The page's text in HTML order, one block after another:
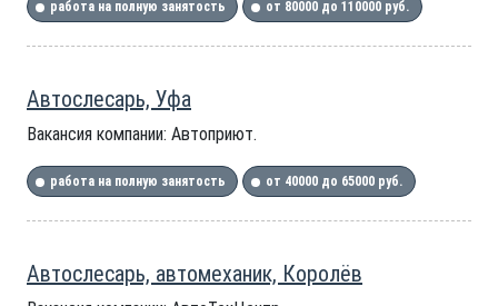
работа на полную занятость от 80000 до 110000 руб.
Автослесарь, Уфа
Вакансия компании: Автоприют.
работа на полную занятость от 40000 до 65000 руб.
Автослесарь, автомеханик, Королёв